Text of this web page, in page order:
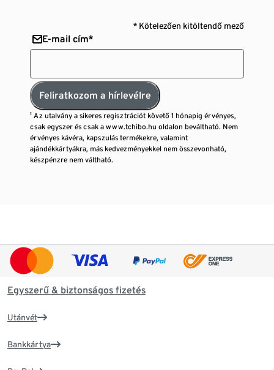
* Kötelezően kitöltendő mező
E-mail cím*
Feliratkozom a hírlevélre
¹ Az utalvány a sikeres regisztrációt követő 1 hónapig érvényes,
csak egyszer és csak a www.tchibo.hu oldalon beváltható. Nem
érvényes kávéra, kapszulás termékekre, valamint
ajándékkártyákra, más kedvezményekkel nem összevonható,
készpénzre nem váltható.
Egyszerű & biztonságos fizetés
Utánvét
Bankkártya